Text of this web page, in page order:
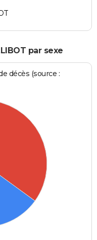
par sexe
décès (source :